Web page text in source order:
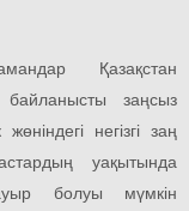
Қазақстан
байланысты заңсыз
негізгі заң
уақытында
болуы мүмкін